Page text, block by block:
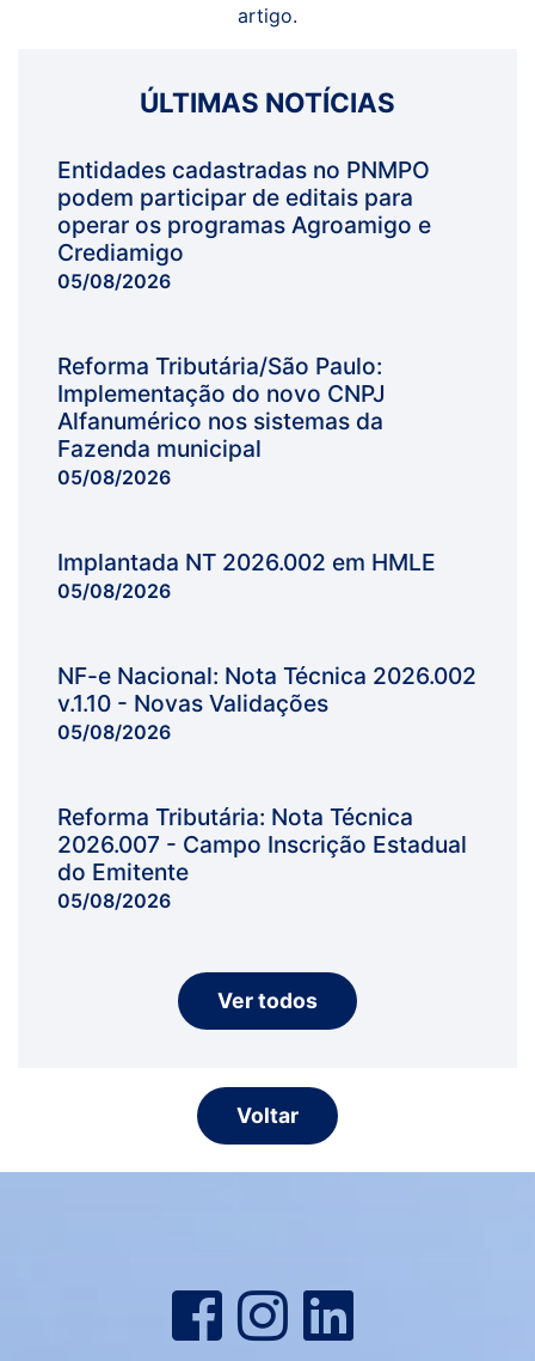
artigo.
ÚLTIMAS NOTÍCIAS
Entidades cadastradas no PNMPO
podem participar de editais para
operar os programas Agroamigo e
Crediamigo
05/08/2026
Reforma Tributária/São Paulo:
Implementação do novo CNPJ
Alfanumérico nos sistemas da
Fazenda municipal
05/08/2026
Implantada NT 2026.002 em HMLE
05/08/2026
NF-e Nacional: Nota Técnica 2026.002
v.1.10 - Novas Validações
05/08/2026
Reforma Tributária: Nota Técnica
2026.007 - Campo Inscrição Estadual
do Emitente
05/08/2026
Ver todos
Voltar